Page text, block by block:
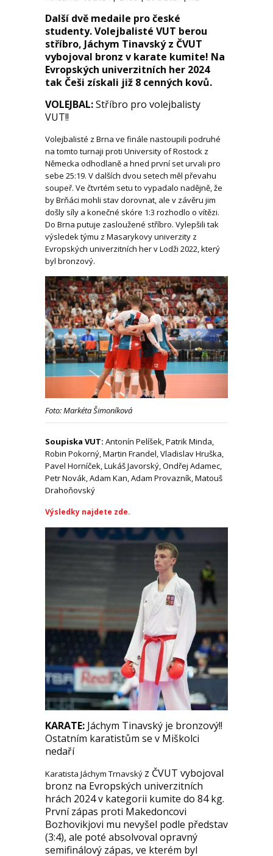
Další dvě medaile pro české
studenty. Volejbalisté VUT berou
stříbro, Jáchym Tinavský z ČVUT
vybojoval bronz v karate kumite! Na
Evropských univerzitních her 2024
tak Češi získali již 8 cenných kovů.
VOLEJBAL:Stříbro pro volejbalisty
VUT!!
Volejbalisté z Brna ve finále nastoupili podruhé
na tomto turnaji proti University of Rostock z
Německa odhodlaně a hned první set urvali pro
sebe 25:19. V dalších dvou setech měl převahu
soupeř. Ve čtvrtém setu to vypadalo nadějně, že
by Brňáci mohli stav dorovnat, ale v závěru jim
došly síly a konečné skóre 1:3 rozhodlo o vítězi.
Do Brna putuje zasloužené stříbro. Vylepšili tak
výsledek týmu z Masarykovy univerzity z
Evropských univerzitních her v Lodži 2022, který
byl bronzový.
Foto: Markéta Šimoníková
Soupiska VUT: Antonín Pelíšek, Patrik Minda,
Robin Pokorný, Martin Frandel, Vladislav Hruška,
Pavel Horníček, Lukáš Javorský, Ondřej Adamec,
Petr Novák, Adam Kan, Adam Provazník, Matouš
Drahoňovský
Výsledky najdete zde.
KARATE: Jáchym Tinavský je bronzový!!
Ostatním karatistům se v Miškolci
nedaří
Karatista Jáchym Trnavský z ČVUT vybojoval
bronz na Evropských univerzitních
hrách 2024 v kategorii kumite do 84 kg.
První zápas proti Makedoncovi
Bozhovikjovi mu nevyšel podle představ
(3:4), ale poté absolvoval opravný
semifinálový zápas, ve kterém byl